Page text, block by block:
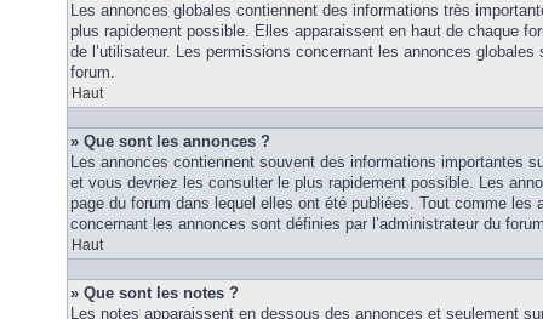
Les annonces globales contiennent des informations très
plus rapidement possible. Elles apparaissent en haut de chaque
de l’utilisateur. Les permissions concernant les annonces globales
forum.
Haut
» Que sont les annonces ?
Les annonces contiennent souvent des informations importantes
et vous devriez les consulter le plus rapidement possible. Les
page du forum dans lequel elles ont été publiées. Tout comme les
concernant les annonces sont définies par l’administrateur du
Haut
» Que sont les notes ?
Les notes apparaissent en dessous des annonces et seulement